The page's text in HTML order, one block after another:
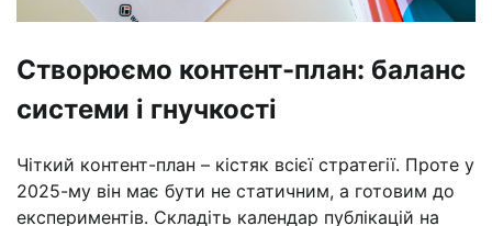
Створюємо контент-план: баланс
системи і гнучкості
Чіткий контент-план – кістяк всієї стратегії. Проте у
2025-му він має бути не статичним, а готовим до
експериментів. Складіть календар публікацій на